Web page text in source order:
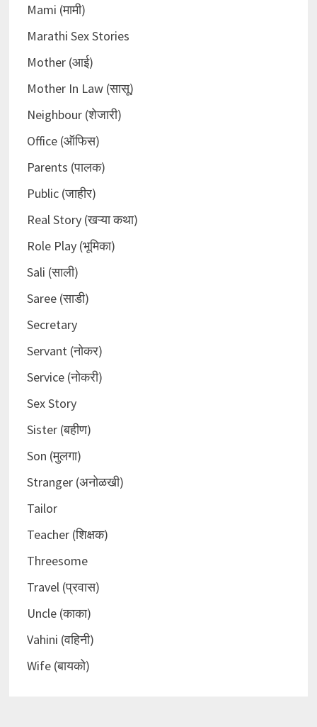
Mami (मामी)
Marathi Sex Stories
Mother (आई)
Mother In Law (सासू)
Neighbour (शेजारी)
Office (ऑफिस)
Parents (पालक)
Public (जाहीर)
Real Story (खऱ्या कथा)
Role Play (भूमिका)
Sali (साली)
Saree (साडी)
Secretary
Servant (नोकर)
Service (नोकरी)
Sex Story
Sister (बहीण)
Son (मुलगा)
Stranger (अनोळखी)
Tailor
Teacher (शिक्षक)
Threesome
Travel (प्रवास)
Uncle (काका)
Vahini (वहिनी)
Wife (बायको)